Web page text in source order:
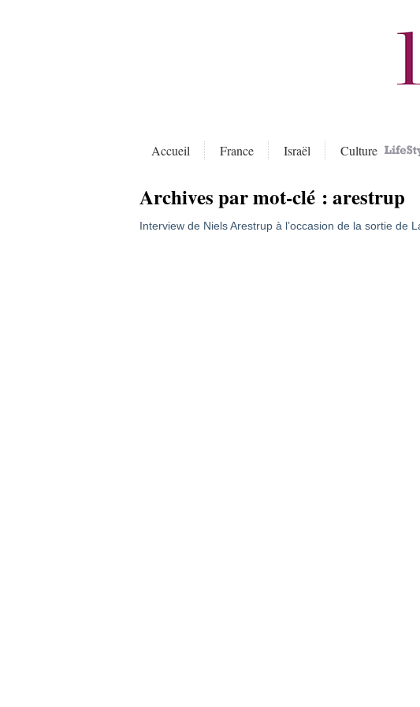
Accueil France Israël Culture
Archives par mot-clé :arestrup
Interview de Niels Arestrup à l’occasion de la sortie de